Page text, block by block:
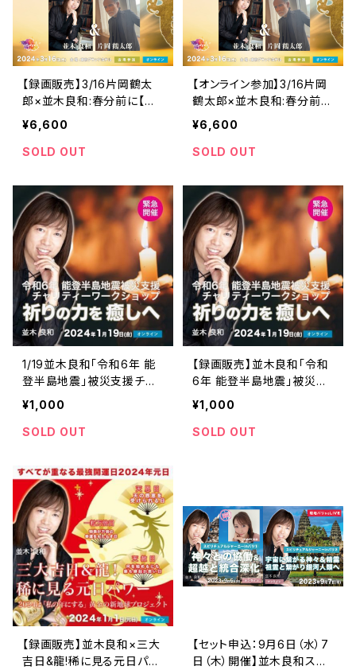
【録画販売】3/16片岡鶴太
郎×並木良和:春分前に【ジ
リュウ】時龍と自龍に乗り、
幸せを本気で生きるパワー
を加速!
¥6,600
SOLD OUT
【オンライン参加】3/16片岡
鶴太郎×並木良和:春分前に
【ジリュウ】時龍と自龍に乗
り、幸せを本気で生きるパワ
ーを加速!
¥6,600
SOLD OUT
1/19並木良和「令和6年 能
登半島地震」被災支援チャ
リティワークショップ/祈りの
力を 癒しへ
¥1,000
SOLD OUT
【録画販売】並木良和「令和
6年 能登半島地震」被災支
援チャリティワークショップ/
祈りの力を 癒しへ
¥1,000
SOLD OUT
【録画販売】並木良和×三大
吉日&龍!稀に見る元日パワ
【セット申込：9月6日（水）7
日（木）開催】並木良和スピ